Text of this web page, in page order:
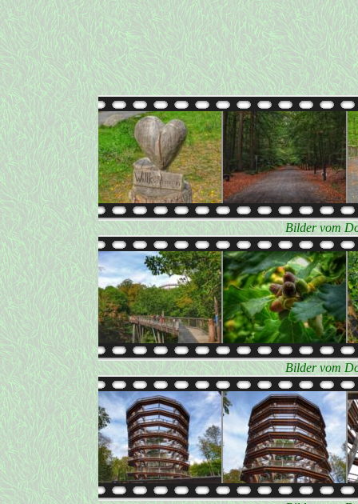
Bilder vom
Bilder vom